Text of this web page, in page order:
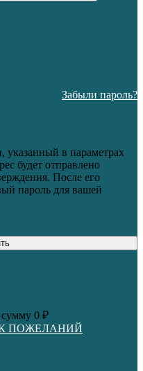
Забыли пароль?
указанный в параметрах
будет отправлено
После его
пароль для вашей
сумму 0 ₽
ПОЖЕЛАНИЙ